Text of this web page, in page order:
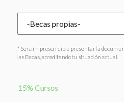
* Será imprescindible presentar la
las Becas, acreditando tu situación actual.
15% Cursos